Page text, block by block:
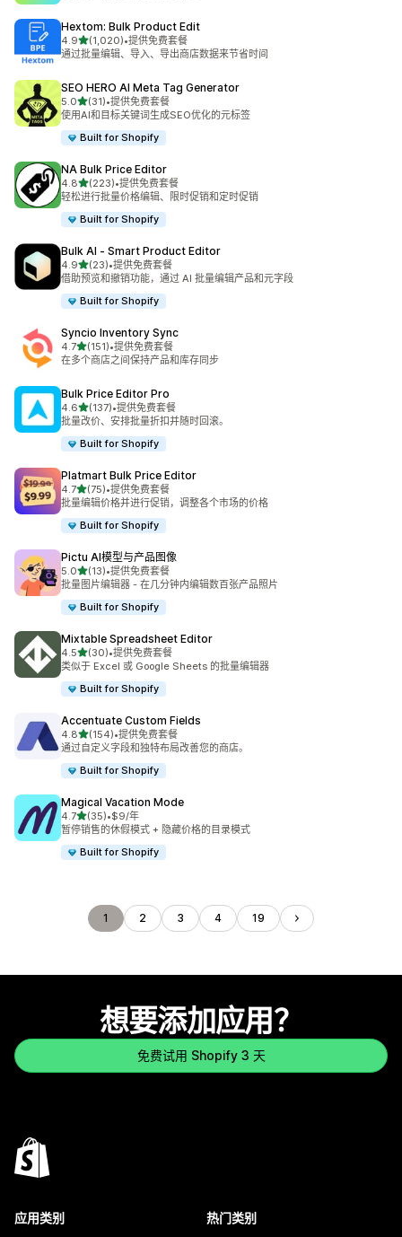
Hextom: Bulk Product Edit
4.9星（满分 5 星）
(1,020)
总共 1020 条评论
•提供免费套餐
通过批量编辑、导入、导出商店数据来节省时间
SEO HERO AI Meta Tag Generator
5.0星（满分 5 星）
(31)
总共 31 条评论
•提供免费套餐
使用AI和目标关键词生成SEO优化的元标签
Built for Shopify
NA Bulk Price Editor
4.8星（满分 5 星）
(223)
总共 223 条评论
•提供免费套餐
轻松进行批量价格编辑、限时促销和定时促销
Built for Shopify
Bulk AI ‑ Smart Product Editor
4.9星（满分 5 星）
(23)
总共 23 条评论
•提供免费套餐
借助预览和撤销功能，通过 AI 批量编辑产品和元字段
Built for Shopify
Syncio Inventory Sync
4.7星（满分 5 星）
(151)
总共 151 条评论
•提供免费套餐
在多个商店之间保持产品和库存同步
Bulk Price Editor Pro
4.6星（满分 5 星）
(137)
总共 137 条评论
•提供免费套餐
批量改价、安排批量折扣并随时回滚。
Built for Shopify
Platmart Bulk Price Editor
4.7星（满分 5 星）
(75)
总共 75 条评论
•提供免费套餐
批量编辑价格并进行促销，调整各个市场的价格
Built for Shopify
Pictu AI模型与产品图像
5.0星（满分 5 星）
(13)
总共 13 条评论
•提供免费套餐
批量图片编辑器 - 在几分钟内编辑数百张产品照片
Built for Shopify
Mixtable Spreadsheet Editor
4.5星（满分 5 星）
(30)
总共 30 条评论
•提供免费套餐
类似于 Excel 或 Google Sheets 的批量编辑器
Built for Shopify
Accentuate Custom Fields
4.8星（满分 5 星）
(154)
总共 154 条评论
•提供免费套餐
通过自定义字段和独特布局改善您的商店。
Built for Shopify
Magical Vacation Mode
4.7星（满分 5 星）
(35)
总共 35 条评论
•$9/年
暂停销售的休假模式 + 隐藏价格的目录模式
Built for Shopify
1 2 3 4 19
想要添加应用？
免费试用 Shopify 3 天
应用类别 热门类别